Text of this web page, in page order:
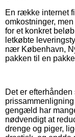
En række internet
omkostninger,
for et konkret
letkøbte
nær København,
pakken til en
Det er
gengæld har
nødvendigt at
drenge og piger,